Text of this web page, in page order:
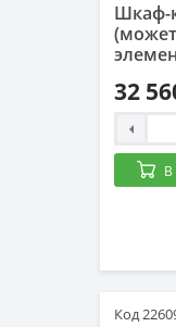
Шкаф-
32
Код